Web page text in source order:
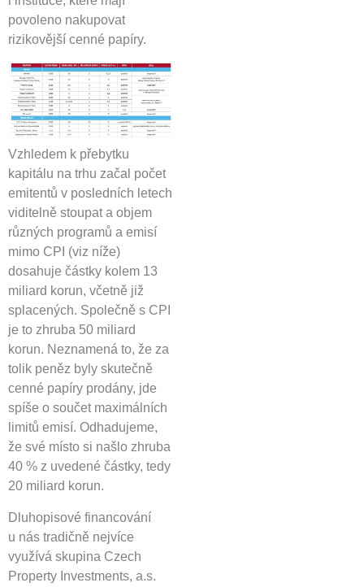
povoleno nakupovat
rizikovější cenné papíry.
Vzhledem k přebytku
kapitálu na trhu začal počet
emitentů v posledních letech
viditelně stoupat a objem
různých programů a emisí
mimo CPI (viz níže)
dosahuje částky kolem 13
miliard korun, včetně již
splacených. Společně s CPI
je to zhruba 50 miliard
korun. Neznamená to, že za
tolik peněz byly skutečně
cenné papíry prodány, jde
spíše o součet maximálních
limitů emisí. Odhadujeme,
že své místo si našlo zhruba
40 % z uvedené částky, tedy
20 miliard korun.
Dluhopisové financování
u nás tradičně nejvíce
využívá skupina Czech
Property Investments, a.s.